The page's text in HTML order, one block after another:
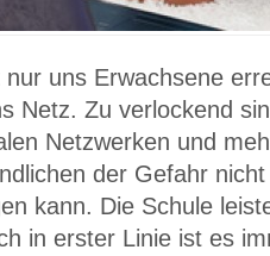
uns Erwachsene
Netz. Zu verlockend
Netzwerken und
der Gefahr
kann. Die Schule
in erster Linie ist es